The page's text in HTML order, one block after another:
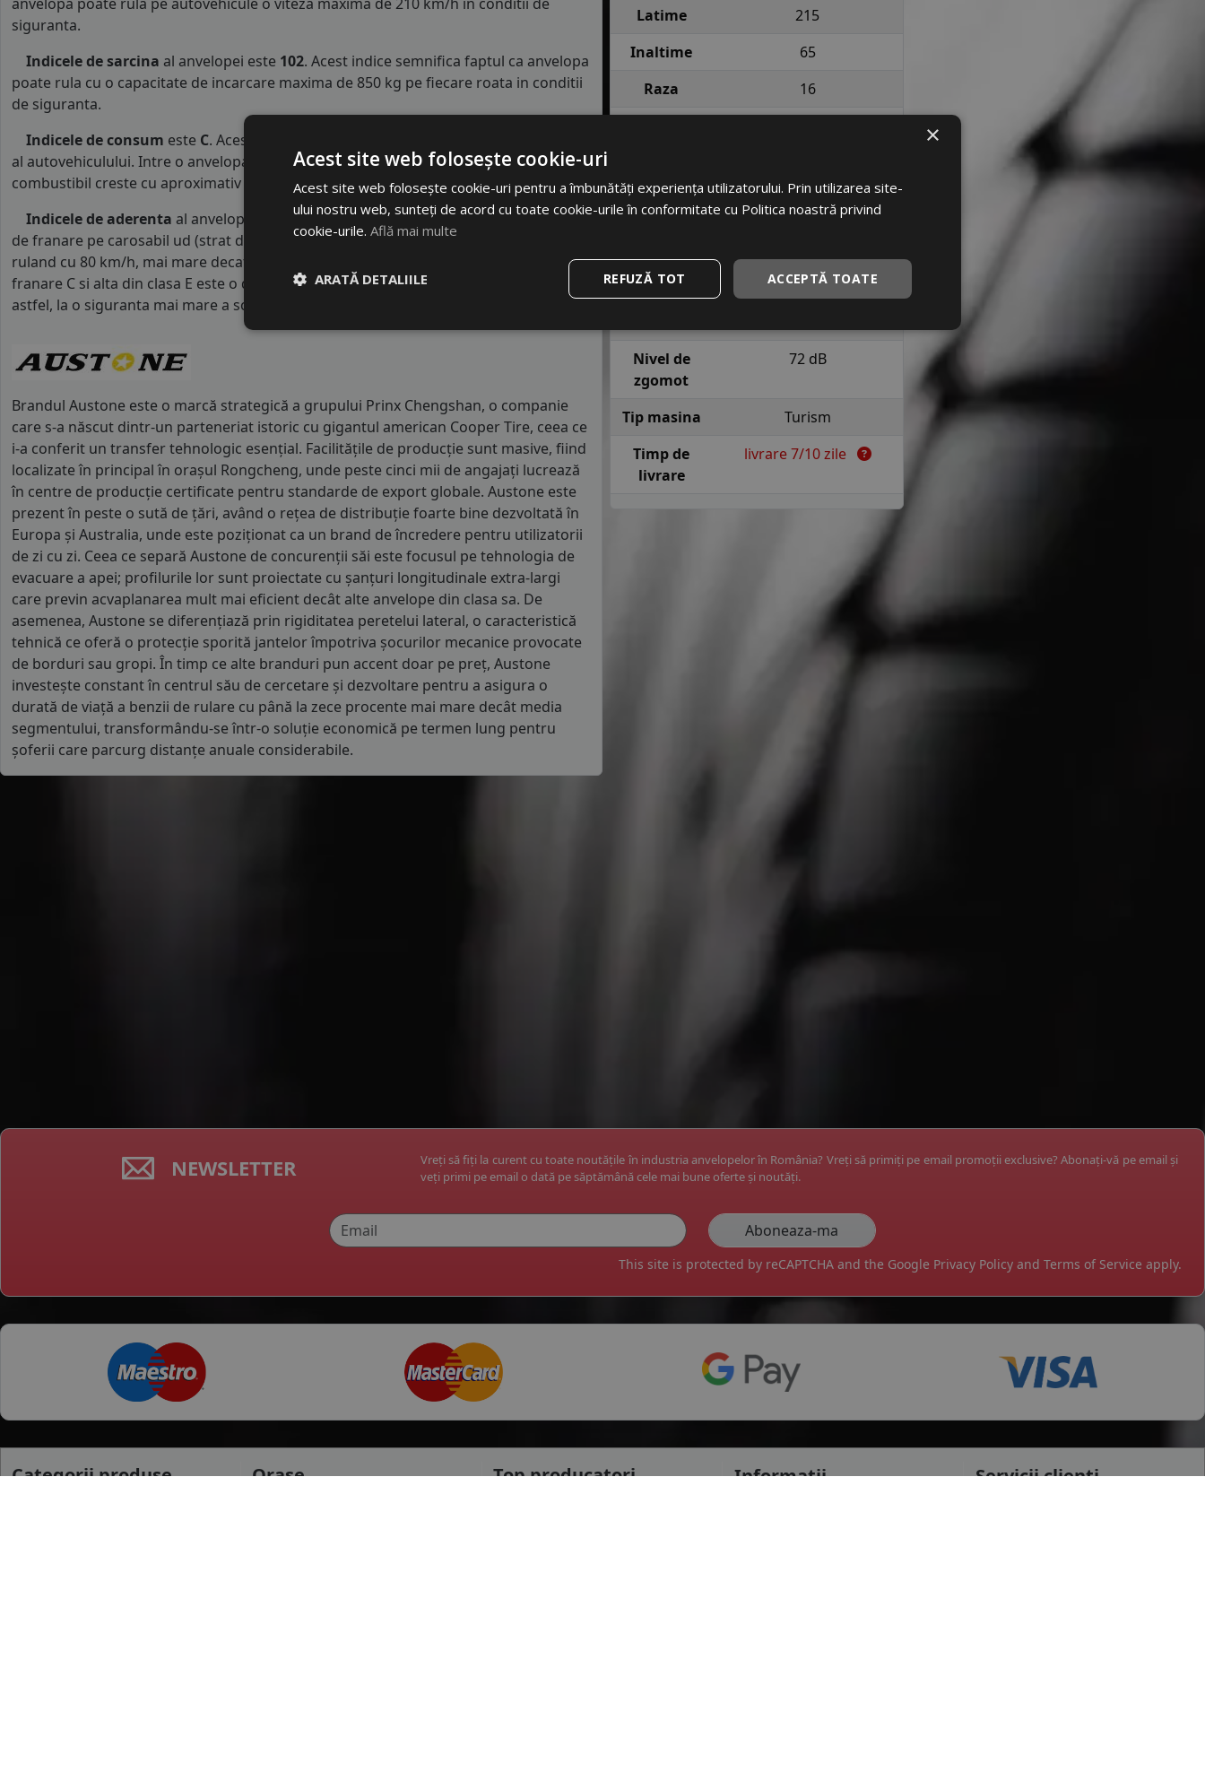
siguranta.
Indicele de sarcina al anvelopei este 102. Acest indice semnifica faptul ca anvelopa
poate rula cu o capacitate de incarcare maxima de 850 kg pe fiecare roata in conditii
de siguranta.
Indicele de consum este C. Acest indice reprezinta clasa de consum de carburant
al autovehiculului. Intre o anvelopa cu clasa B si o alta din clasa C, consumul de
combustibil creste cu aproximativ 1 litru la fiecare 1000 km parcursi.
Indicele de aderenta al anvelopei este C. Acest tip de anvelope va avea o distanta
de franare pe carosabil ud (strat de apa intre 0.5 mm si 1.5 mm) cu 4 anvelope cu ABS
ruland cu 80 km/h, mai mare decat clasele superioare. Intre o anvelopa din clasa de
franare C si alta din clasa E este o diferenta de aproximativ 9 metri, contribuind
astfel, la o siguranta mai mare a soferului si participantilor din trafic.
Brandul Austone este o marcă strategică a grupului Prinx Chengshan, o companie
care s-a născut dintr-un parteneriat istoric cu gigantul american Cooper Tire, ceea ce
i-a conferit un transfer tehnologic esențial. Facilitățile de producție sunt masive, fiind
localizate în principal în orașul Rongcheng, unde peste cinci mii de angajați lucrează
în centre de producție certificate pentru standarde de export globale. Austone este
prezent în peste o sută de țări, având o rețea de distribuție foarte bine dezvoltată în
Europa și Australia, unde este poziționat ca un brand de încredere pentru utilizatorii
de zi cu zi. Ceea ce separă Austone de concurenții săi este focusul pe tehnologia de
evacuare a apei; profilurile lor sunt proiectate cu șanțuri longitudinale extra-largi
care previn acvaplanarea mult mai eficient decât alte anvelope din clasa sa. De
asemenea, Austone se diferențiază prin rigiditatea peretelui lateral, o caracteristică
tehnică ce oferă o protecție sporită jantelor împotriva șocurilor mecanice provocate
de borduri sau gropi. În timp ce alte branduri pun accent doar pe preț, Austone
investește constant în centrul său de cercetare și dezvoltare pentru a asigura o
durată de viață a benzii de rulare cu până la zece procente mai mare decât media
segmentului, transformându-se într-o soluție economică pe termen lung pentru
șoferii care parcurg distanțe anuale considerabile.
Latime
215
Inaltime
65
Raza
16
Indice
viteza
H = pana la 210 km/h in
siguranta
aderenta
Indice
C
Nivel de
zgomot
72 dB
Tip masina
Turism
Timp de
livrare
livrare 7/10 zile
NEWSLETTER
Vreți să fiți la curent cu toate noutățile în industria anvelopelor în România? Vreți să primiți pe email promoții exclusive? Abonați-vă pe email și
veți primi pe email o dată pe săptămână cele mai bune oferte și noutăți.
This site is protected by reCAPTCHA and the Google Privacy Policy and Terms of Service apply.
Categorii produse Orase Top producatori Informatii Servicii clienti
×
Acest site web folosește cookie-uri
Acest site web folosește cookie-uri pentru a îmbunătăți experiența utilizatorului. Prin utilizarea site-
ului nostru web, sunteți de acord cu toate cookie-urile în conformitate cu Politica noastră privind
cookie-urile. Află mai multe
ACCEPTĂ TOATE
REFUZĂ TOT
ARATĂ DETALIILE